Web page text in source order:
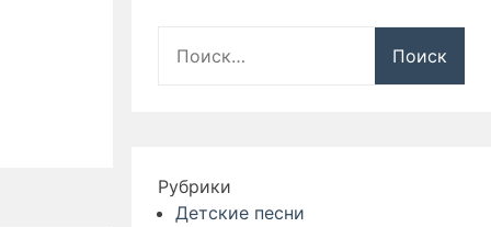
Рубрики
Детские песни